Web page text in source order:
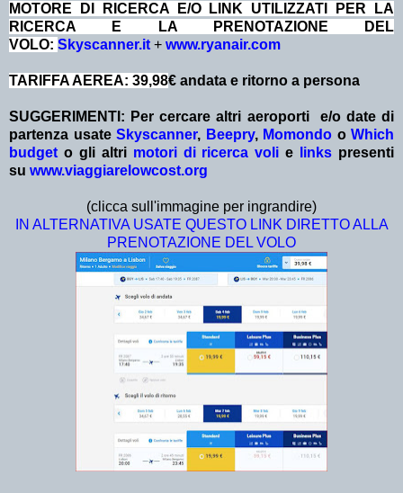
MOTORE DI RICERCA E/O LINK UTILIZZATI PER LA
RICERCA E LA PRENOTAZIONE DEL
VOLO: Skyscanner.it + www.ryanair.com
TARIFFA AEREA: 39,98€ andata e ritorno a persona
SUGGERIMENTI: Per cercare altri aeroporti e/o date di
partenza usate Skyscanner, Beepry, Momondo o Which
budget o gli altri motori di ricerca voli e links presenti
su www.viaggiarelowcost.org
(clicca sull'immagine per ingrandire)
IN ALTERNATIVA USATE QUESTO LINK DIRETTO ALLA
PRENOTAZIONE DEL VOLO